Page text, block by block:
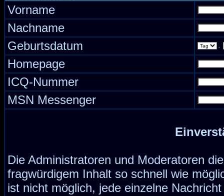
Vorname
Nachname
Geburtsdatum
Homepage
ICQ-Nummer
MSN Messenger
Die Administratoren und Moderatoren
fragwürdigem Inhalt so schnell wie
ist nicht möglich, jede einzelne